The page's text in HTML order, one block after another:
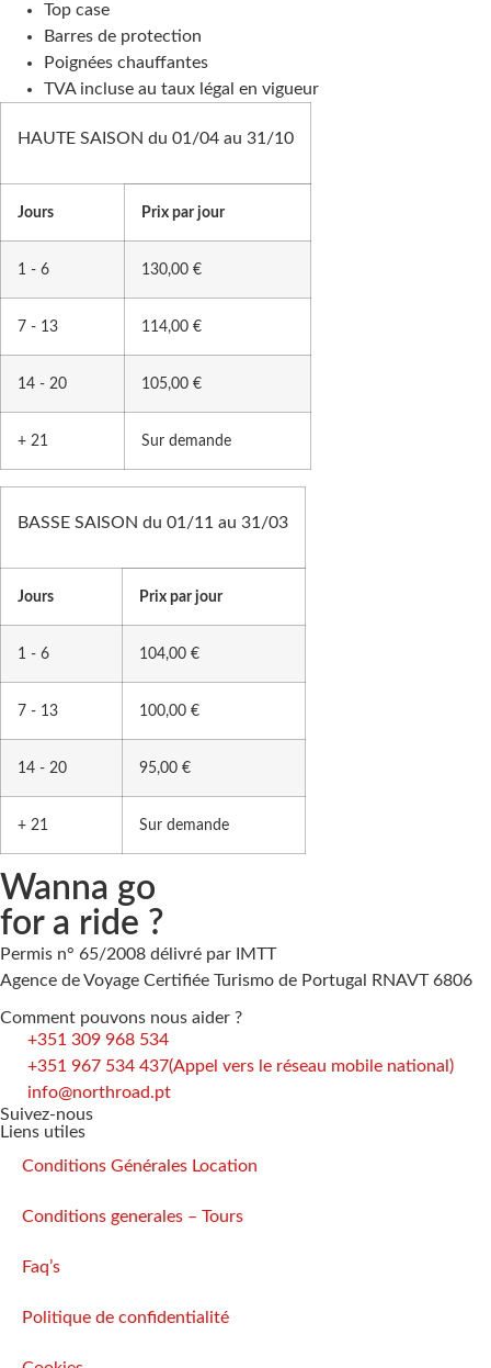
Top case
Barres de protection
Poignées chauffantes
TVA incluse au taux légal en vigueur
HAUTE SAISON du 01/04 au 31/10
Jours Prix par jour
1 - 6 130,00 €
7 - 13 114,00 €
14 - 20 105,00 €
+ 21 Sur demande
BASSE SAISON du 01/11 au 31/03
Jours Prix par jour
1 - 6 104,00 €
7 - 13 100,00 €
14 - 20 95,00 €
+ 21 Sur demande
Wanna go
for a ride ?
Permis n° 65/2008 délivré par IMTT
Agence de Voyage Certifiée Turismo de Portugal RNAVT 6806
Comment pouvons nous aider ?
+351 309 968 534
+351 967 534 437(Appel vers le réseau mobile national)
info@northroad.pt
Suivez-nous
Liens utiles
Conditions Générales Location
Conditions generales – Tours
Faq’s
Politique de confidentialité